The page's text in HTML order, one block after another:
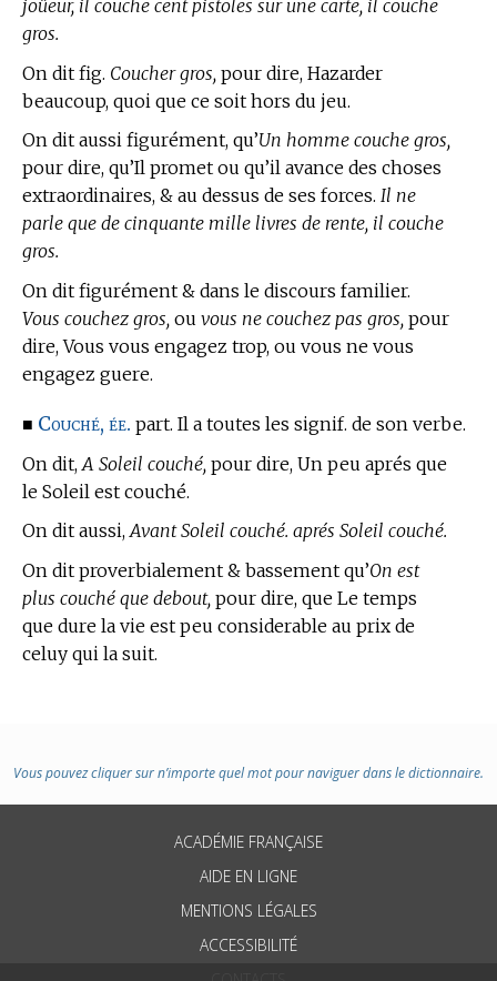
joüeur, il couche cent pistoles sur une carte, il couche
gros.
On dit fig. Coucher gros, pour dire, Hazarder
beaucoup, quoi que ce soit hors du jeu.
On dit aussi figurément, qu’Un homme couche gros,
pour dire, qu’Il promet ou qu’il avance des choses
extraordinaires, & au dessus de ses forces. Il ne
parle que de cinquante mille livres de rente, il couche
gros.
On dit figurément & dans le discours familier.
Vous couchez gros, ou vous ne couchez pas gros, pour
dire, Vous vous engagez trop, ou vous ne vous
engagez guere.
■ Couché, ée. part. Il a toutes les signif. de son verbe.
On dit, A Soleil couché, pour dire, Un peu aprés que
le Soleil est couché.
On dit aussi,Avant Soleil couché. aprés Soleil couché.
On dit proverbialement & bassement qu’On est
plus couché que debout, pour dire, que Le temps
que dure la vie est peu considerable au prix de
celuy qui la suit.
Vous pouvez cliquer sur n’importe quel mot pour naviguer dans le dictionnaire.
ACADÉMIE FRANÇAISE
AIDE EN LIGNE
MENTIONS LÉGALES
ACCESSIBILITÉ